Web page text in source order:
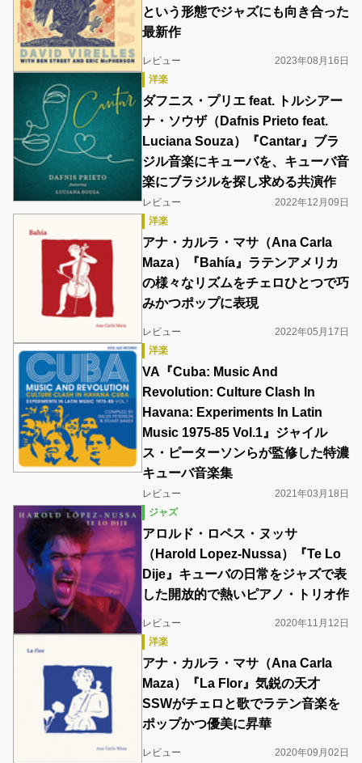
という形態でジャズにも向き合った
最新作
レビュー
2023年08月16日
洋楽
ダフニス・プリエ feat. トルシアー
ナ・ソウザ（Dafnis Prieto feat.
Luciana Souza）『Cantar』ブラ
ジル音楽にキューバを、キューバ音
楽にブラジルを探し求める共演作
レビュー
2022年12月09日
洋楽
アナ・カルラ・マサ（Ana Carla
Maza）『Bahía』ラテンアメリカ
の様々なリズムをチェロひとつで巧
みかつポップに表現
レビュー
2022年05月17日
洋楽
VA『Cuba: Music And
Revolution: Culture Clash In
Havana: Experiments In Latin
Music 1975-85 Vol.1』ジャイル
ス・ピーターソンらが監修した特濃
キューバ音楽集
レビュー
2021年03月18日
ジャズ
アロルド・ロペス・ヌッサ
（Harold Lopez-Nussa）『Te Lo
Dije』キューバの日常をジャズで表
した開放的で熱いピアノ・トリオ作
レビュー
2020年11月12日
洋楽
アナ・カルラ・マサ（Ana Carla
Maza）『La Flor』気鋭の天才
SSWがチェロと歌でラテン音楽を
ポップかつ優美に昇華
レビュー
2020年09月02日